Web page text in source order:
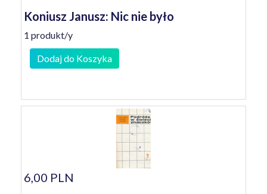
Koniusz Janusz: Nic nie było
1 produkt/y
Dodaj do Koszyka
6,00 PLN